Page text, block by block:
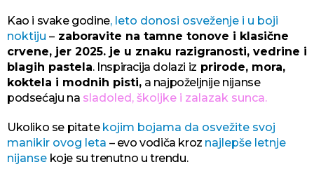
Kao i svake godine, leto donosi osveženje i u boji
noktiju –zaboravite na tamne tonove i klasične
crvene, jer 2025. je u znaku razigranosti, vedrine i
blagih pastela. Inspiracija dolazi iz prirode, mora,
koktela i modnih pisti, a najpoželjnije nijanse
podsećaju na sladoled, školjke i zalazak sunca.
Ukoliko se pitate kojim bojama da osvežite svoj
manikir ovog leta – evo vodiča kroz najlepše letnje
nijanse koje su trenutno u trendu.